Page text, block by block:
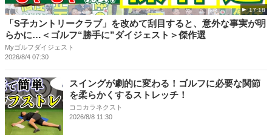
17:18
「S子カントリークラブ」を改めて刮目すると、意外な事実が明
らかに…＜ゴルフ“勝手に”ダイジェスト＞傑作選
Myゴルフダイジェスト
2026/8/4 07:30
スイングが劇的に変わる！ゴルフに必要な関節
を柔らかくするストレッチ！
ココカラネクスト
2026/8/8 11:30